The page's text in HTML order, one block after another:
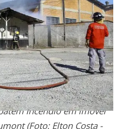
incêndio em imóvel
(Foto: Elton Costa -